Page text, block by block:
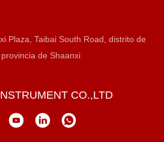
Plaza, Taibai South Road, distrito de
de Shaanxi
CO.,LTD